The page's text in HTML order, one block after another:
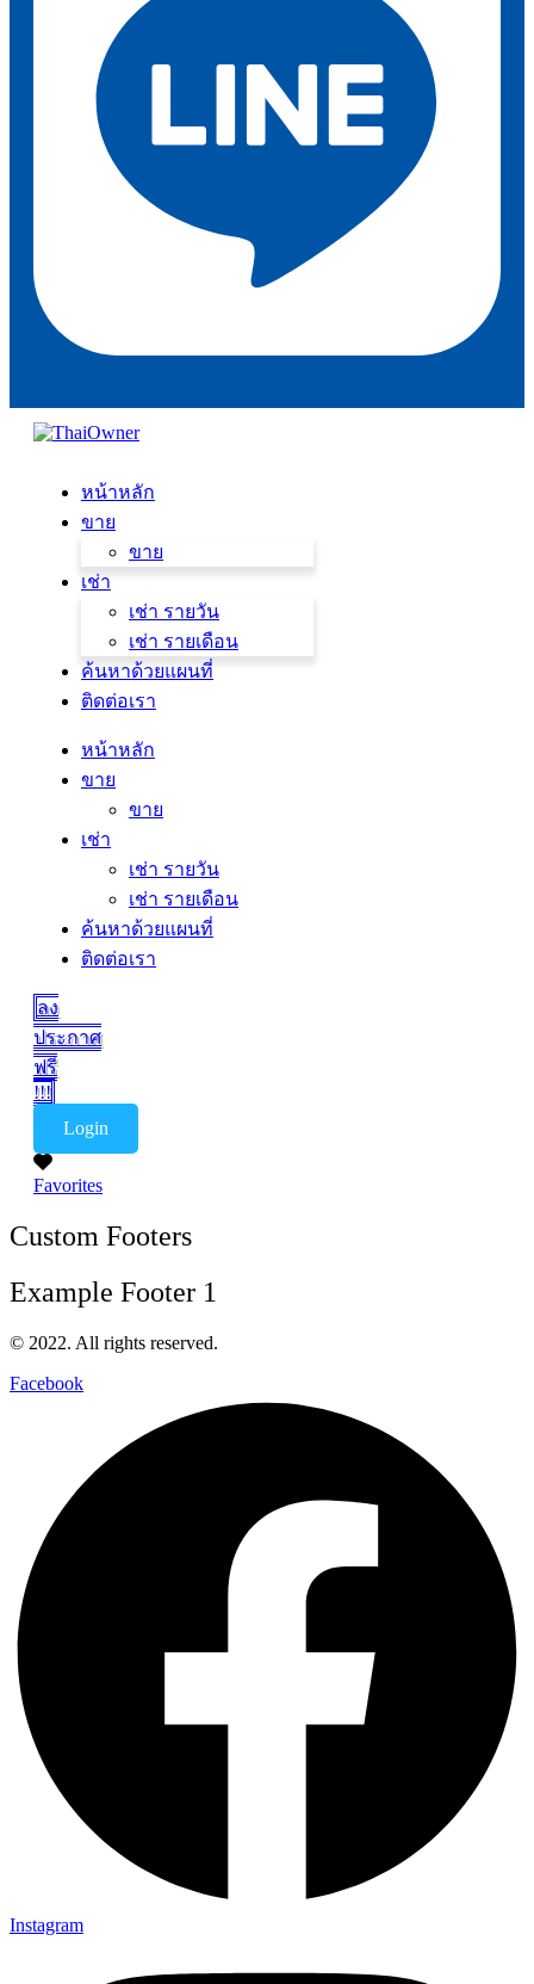
หน้าหลัก
ขาย
ขาย
เช่า
เช่า รายวัน
เช่า รายเดือน
ค้นหาด้วยแผนที่
ติดต่อเรา
หน้าหลัก
ขาย
ขาย
เช่า
เช่า รายวัน
เช่า รายเดือน
ค้นหาด้วยแผนที่
ติดต่อเรา
ลง
ประกาศ
ฟรี
!!!
Login
Favorites
Custom Footers
Example Footer 1
© 2022. All rights reserved.
Facebook
Instagram